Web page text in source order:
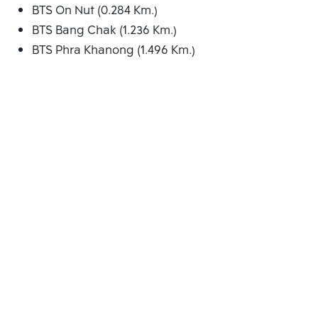
BTS On Nut (0.284 Km.)
BTS Bang Chak (1.236 Km.)
BTS Phra Khanong (1.496 Km.)